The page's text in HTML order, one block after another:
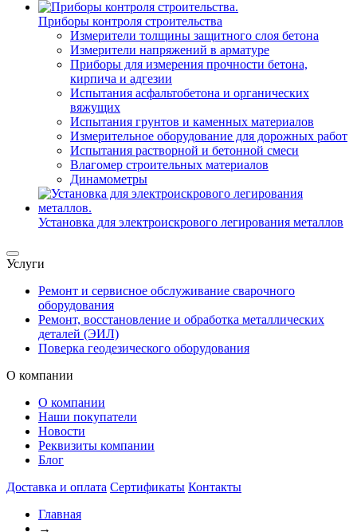
Приборы контроля строительства
Измерители толщины защитного слоя бетона
Измерители напряжений в арматуре
Приборы для измерения прочности бетона,
кирпича и адгезии
Испытания асфальтобетона и органических
вяжущих
Испытания грунтов и каменных материалов
Измерительное оборудование для дорожных работ
Испытания растворной и бетонной смеси
Влагомер строительных материалов
Динамометры
Установка для электроискрового легирования металлов
Услуги
Ремонт и сервисное обслуживание сварочного
оборудования
Ремонт, восстановление и обработка металлических
деталей (ЭИЛ)
Поверка геодезического оборудования
О компании
О компании
Наши покупатели
Новости
Реквизиты компании
Блог
Доставка и оплата Сертификаты Контакты
Главная
→